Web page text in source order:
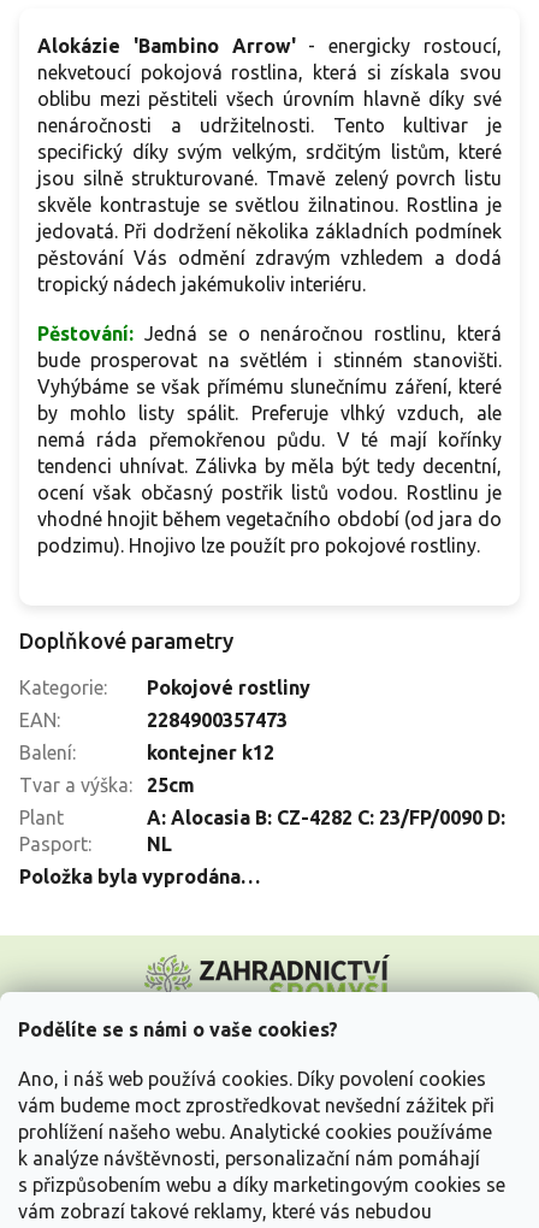
Podělíte se s námi o vaše cookies?
Ano, i náš web používá cookies. Díky povolení cookies
vám budeme moct zprostředkovat nevšední zážitek při
prohlížení našeho webu. Analytické cookies používáme
k analýze návštěvnosti, personalizační nám pomáhají
s přizpůsobením webu a díky marketingovým cookies se
vám zobrazí takové reklamy, které vás nebudou
Alokázie 'Bambino Arrow' - energicky rostoucí,
nekvetoucí pokojová rostlina, která si získala svou
oblibu mezi pěstiteli všech úrovním hlavně díky své
nenáročnosti a udržitelnosti. Tento kultivar je
specifický díky svým velkým, srdčitým listům, které
jsou silně strukturované. Tmavě zelený povrch listu
skvěle kontrastuje se světlou žilnatinou. Rostlina je
jedovatá. Při dodržení několika základních podmínek
pěstování Vás odmění zdravým vzhledem a dodá
tropický nádech jakémukoliv interiéru.
Pěstování: Jedná se o nenáročnou rostlinu, která
bude prosperovat na světlém i stinném stanovišti.
Vyhýbáme se však přímému slunečnímu záření, které
by mohlo listy spálit. Preferuje vlhký vzduch, ale
nemá ráda přemokřenou půdu. V té mají kořínky
tendenci uhnívat. Zálivka by měla být tedy decentní,
ocení však občasný postřik listů vodou. Rostlinu je
vhodné hnojit během vegetačního období (od jara do
podzimu). Hnojivo lze použít pro pokojové rostliny.
Doplňkové parametry
Kategorie:
Pokojové rostliny
EAN:
2284900357473
Balení:
kontejner k12
Tvar a výška:
25cm
Plant
Pasport:
A: Alocasia B: CZ-4282 C: 23/FP/0090 D:
NL
Položka byla vyprodána…
p
Vše o nákupu
Informace pro Vás
Kontakujte nás